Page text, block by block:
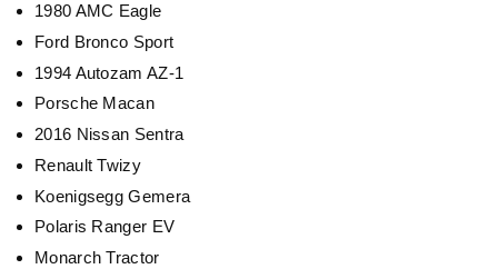
1980 AMC Eagle
Ford Bronco Sport
1994 Autozam AZ-1
Porsche Macan
2016 Nissan Sentra
Renault Twizy
Koenigsegg Gemera
Polaris Ranger EV
Monarch Tractor